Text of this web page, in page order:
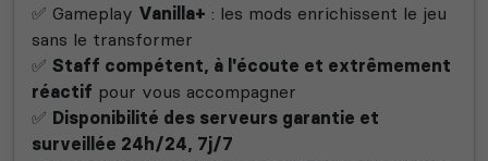
✅ Gameplay Vanilla+ : les mods enrichissent le jeu
sans le transformer
✅ Staff compétent, à l'écoute et extrêmement
réactif pour vous accompagner
✅ Disponibilité des serveurs garantie et
surveillée 24h/24, 7j/7